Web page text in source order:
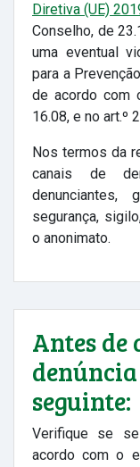
Diretiva (UE)
Conselho, de
uma eventual
para a
de acordo com
16.08, e no art.º
Nos termos da
canais de
denunciantes,
segurança,
o anonimato.
Antes de
seguinte:
Verifique se se
acordo com o